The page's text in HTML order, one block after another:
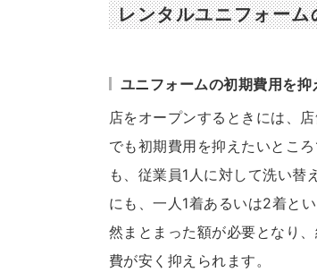
レンタルユニフォーム
ユニフォームの初期費用を抑
店をオープンするときには、
でも初期費用を抑えたいとこ
も、従業員1人に対して洗い
にも、一人1着あるいは2着と
然まとまった額が必要となり
費が安く抑えられます。